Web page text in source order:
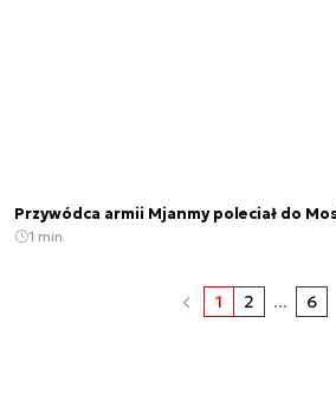
Przywódca armii Mjanmy poleciał do
1 min.
1 2 ... 6